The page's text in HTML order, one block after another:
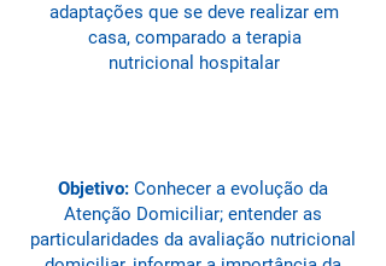
adaptações que se deve realizar em
casa, comparado a terapia
nutricional hospitalar
Objetivo: Conhecer a evolução da
Atenção Domiciliar; entender as
particularidades da avaliação nutricional